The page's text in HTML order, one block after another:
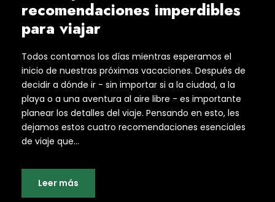
recomendaciones imperdibles
para viajar
Todos contamos los días mientras esperamos el
inicio de nuestras próximas vacaciones. Después de
decidir a dónde ir - sin importar si a la ciudad, a la
playa o a una aventura al aire libre - es importante
planear los detalles del viaje. Pensando en esto, les
dejamos estos cuatro recomendaciones esenciales
de viaje que...
Leer más